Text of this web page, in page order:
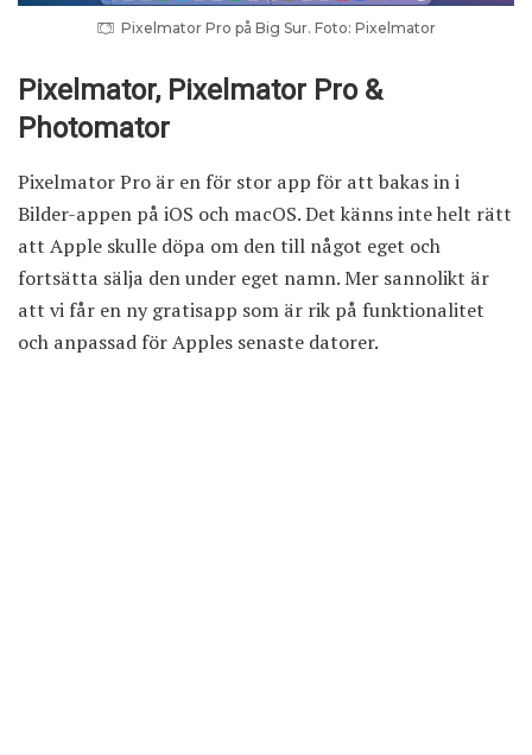
Pixelmator Pro på Big Sur. Foto: Pixelmator
Pixelmator, Pixelmator Pro &
Photomator
Pixelmator Pro är en för stor app för att bakas in i
Bilder-appen på iOS och macOS. Det känns inte helt rätt
att Apple skulle döpa om den till något eget och
fortsätta sälja den under eget namn. Mer sannolikt är
att vi får en ny gratisapp som är rik på funktionalitet
och anpassad för Apples senaste datorer.